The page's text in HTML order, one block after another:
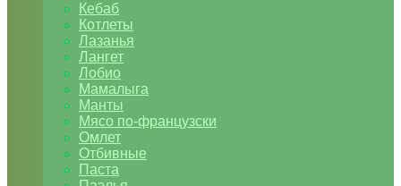
Кебаб
Котлеты
Лазанья
Лангет
Лобио
Мамалыга
Манты
Мясо по-французски
Омлет
Отбивные
Паста